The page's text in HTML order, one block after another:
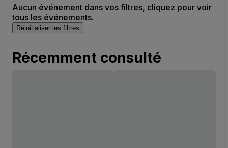
Aucun événement dans vos filtres, cliquez pour voir
tous les événements.
Réinitialiser les filtres
Récemment consulté